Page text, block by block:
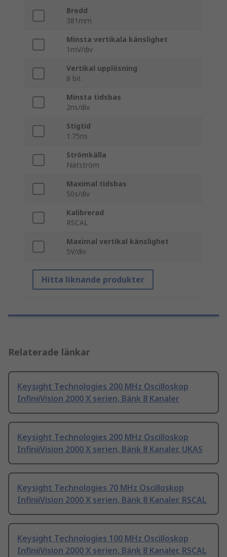
Bredd
381mm
Minsta vertikala känslighet
1mV/div
Vertikal upplösning
8 bit
Minsta tidsbas
2ns/div
Stigtid
1.75ns
Strömkälla
Nätström
Maximal tidsbas
50s/div
Kalibrerad
RSCAL
Maximal vertikal känslighet
5V/div
Hitta liknande produkter
Relaterade länkar
Keysight Technologies 200 MHz Oscilloskop
InfiniiVision 2000 X serien, Bänk 8 Kanaler
Keysight Technologies 200 MHz Oscilloskop
InfiniiVision 2000 X serien, Bänk 8 Kanaler, UKAS
Keysight Technologies 70 MHz Oscilloskop
InfiniiVision 2000 X serien, Bänk 8 Kanaler, RSCAL
Keysight Technologies 100 MHz Oscilloskop
InfiniiVision 2000 X serien, Bänk 8 Kanaler, RSCAL